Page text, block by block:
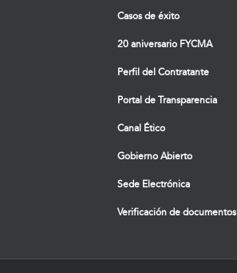
Casos de éxito
20 aniversario FYCMA
Perfil del Contratante
Portal de Transparencia
Canal Ético
Gobierno Abierto
Sede Electrónica
Verificación de documentos